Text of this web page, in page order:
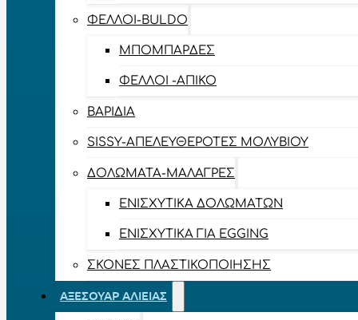
ΦΕΛΛΟΊ-BULDO
ΜΠΟΜΠΆΡΔΕΣ
ΦΕΛΛΟΊ -ΑΠΊΚΟ
ΒΑΡΊΔΙΑ
SISSY-ΑΠΕΛΕΥΘΕΡΟΤΈΣ ΜΟΛΥΒΙΟΎ
ΔΟΛΏΜΑΤΑ-ΜΑΛΆΓΡΕΣ
ΕΝΙΣΧΥΤΙΚΆ ΔΟΛΩΜΆΤΩΝ
ΕΝΙΣΧΥΤΙΚΆ ΓΙΑ EGGING
ΣΚΌΝΕΣ ΠΛΑΣΤΙΚΟΠΟΊΗΣΗΣ
ΑΞΕΣΟΥΆΡ ΑΛΙΕΊΑΣ